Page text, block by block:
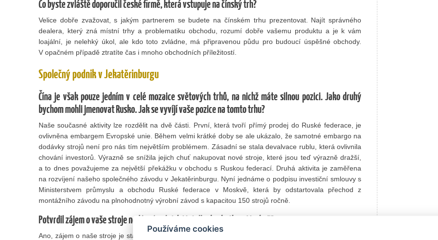
Co byste zvláště doporučil české firmě, která vstupuje na čínský trh?
Velice dobře zvažovat, s jakým partnerem se budete na čínském trhu prezentovat. Najít správného
dealera, který zná místní trhy a problematiku obchodu, rozumí dobře vašemu produktu a je k vám
loajální, je nelehký úkol, ale kdo toto zvládne, má připravenou půdu pro budoucí úspěšné obchody.
V opačném případě ztratíte čas i mnoho obchodních příležitostí.
Společný podnik v Jekatěrinburgu
Čína je však pouze jedním v celé mozaice světových trhů, na nichž máte silnou pozici. Jako druhý
bychom mohli jmenovat Rusko. Jak se vyvíjí vaše pozice na tomto trhu?
Naše současné aktivity lze rozdělit na dvě části. První, která tvoří přímý prodej do Ruské federace, je
ovlivněna embargem Evropské unie. Během velmi krátké doby se ale ukázalo, že samotné embargo na
dodávky strojů není pro nás tím největším problémem. Zásadní se stala devalvace rublu, která ovlivnila
chování investorů. Výrazně se snížila jejich chuť nakupovat nové stroje, které jsou teď výrazně dražší,
a to dnes považujeme za největší překážku v obchodu s Ruskou federací. Druhá aktivita je zaměřena
na rozvíjení našeho společného závodu v Jekatěrinburgu. Nyní jednáme o podpisu investiční smlouvy s
Ministerstvem průmyslu a obchodu Ruské federace v Moskvě, která by odstartovala přechod z
montážního závodu na plnohodnotný výrobní závod s kapacitou 150 strojů ročně.
Potvrdil zájem o vaše stroje nedávný veletrh Metalloobrabotka v Moskvě?
Ano, zájem o naše stroje je stále vysoký, obchody brzdí nedostatek financí a v dnešních dnech opět se
Používáme cookies